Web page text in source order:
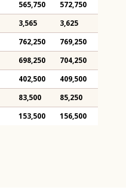
565,750 572,750
3,565 3,625
762,250 769,250
698,250 704,250
402,500 409,500
83,500 85,250
153,500 156,500